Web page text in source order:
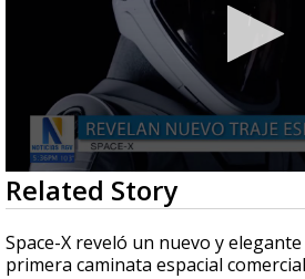
0
seconds
of
40
seconds
Related Story
Space-X reveló un nuevo y
primera caminata espacial